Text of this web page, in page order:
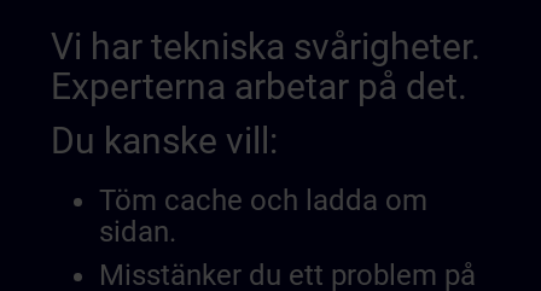
Vi har tekniska svårigheter.
Experterna arbetar på det.
Du kanske vill:
Töm cache och ladda om
sidan.
Misstänker du ett problem på